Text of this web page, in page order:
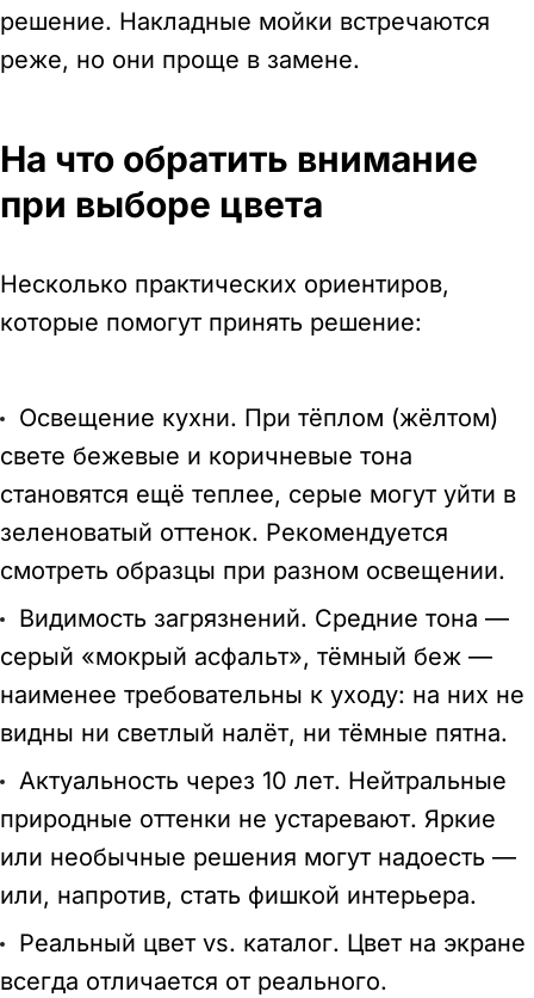
решение. Накладные мойки встречаются
реже, но они проще в замене.
На что обратить внимание
при выборе цвета
Несколько практических ориентиров,
которые помогут принять решение:
Освещение кухни. При тёплом (жёлтом)
свете бежевые и коричневые тона
становятся ещё теплее, серые могут уйти в
зеленоватый оттенок. Рекомендуется
смотреть образцы при разном освещении.
Видимость загрязнений. Средние тона —
серый «мокрый асфальт», тёмный беж —
наименее требовательны к уходу: на них не
видны ни светлый налёт, ни тёмные пятна.
Актуальность через 10 лет. Нейтральные
природные оттенки не устаревают. Яркие
или необычные решения могут надоесть —
или, напротив, стать фишкой интерьера.
Реальный цвет vs. каталог. Цвет на экране
всегда отличается от реального.